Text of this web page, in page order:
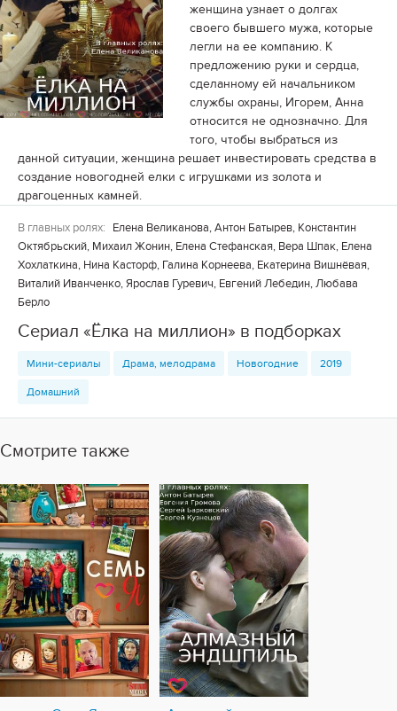
женщина узнает о долгах
своего бывшего мужа, которые
легли на ее компанию. К
предложению руки и сердца,
сделанному ей начальником
службы охраны, Игорем, Анна
относится не однозначно. Для
того, чтобы выбраться из
данной ситуации, женщина решает инвестировать средства в
создание новогодней елки с игрушками из золота и
драгоценных камней.
В главных ролях:
Елена Великанова, Антон Батырев, Константин
Октябрьский, Михаил Жонин, Елена Стефанская, Вера Шпак, Елена
Хохлаткина, Нина Касторф, Галина Корнеева, Екатерина Вишнёвая,
Виталий Иванченко, Ярослав Гуревич, Евгений Лебедин, Любава
Берло
Сериал «Ёлка на миллион» в подборках
Мини-сериалы Драма, мелодрама Новогодние 2019
Домашний
Смотрите также